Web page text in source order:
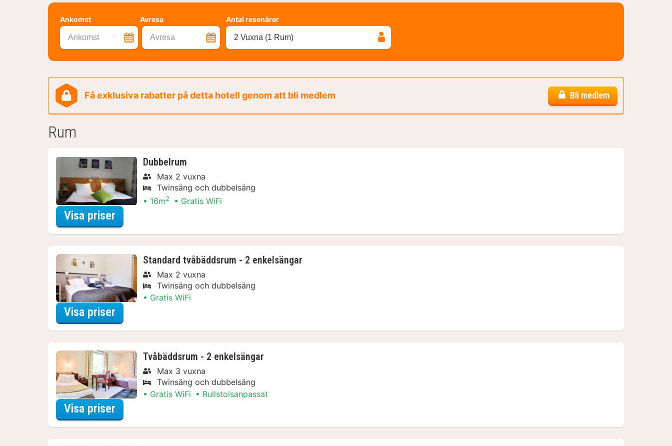
Ankomst Avresa
Ankomst Avresa
Antal resenärer
2 Vuxna (1 Rum)
Få exklusiva rabatter på detta hotell genom att bli medlem Bli medlem
Rum
Dubbelrum
Max 2 vuxna
Twinsäng och dubbelsäng
16m2 Gratis WiFi
Visa priser
Standard tvåbäddsrum - 2 enkelsängar
Max 2 vuxna
Twinsäng och dubbelsäng
Gratis WiFi
Visa priser
Tvåbäddsrum - 2 enkelsängar
Max 3 vuxna
Twinsäng och dubbelsäng
Gratis WiFi
Rullstolsanpassat
Visa priser